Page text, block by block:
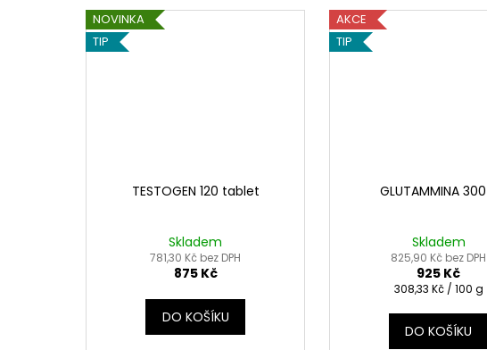
NOVINKA
TIP
TESTOGEN 120 tablet
Skladem
781,30 Kč bez DPH
875 Kč
DO KOŠÍKU
AKCE
TIP
GLUTAMMINA
Skladem
825,90 Kč bez DPH
925 Kč
Měrná
308,33 Kč / 100 g
DO KOŠÍKU